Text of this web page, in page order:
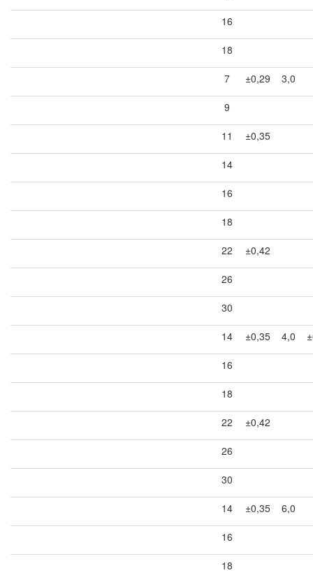
16
18
7 ±0,29 3,0
9
11 ±0,35
14
16
18
22 ±0,42
26
30
14 ±0,35 4,0
16
18
22 ±0,42
26
30
14 ±0,35 6,0
16
18